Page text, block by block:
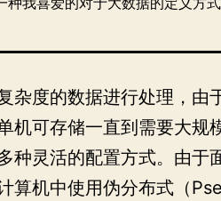
杂度的数据进行处理，由
机可存储一直到需要大规
种灵活的配置方式。由于
算机中使用伪分布式（